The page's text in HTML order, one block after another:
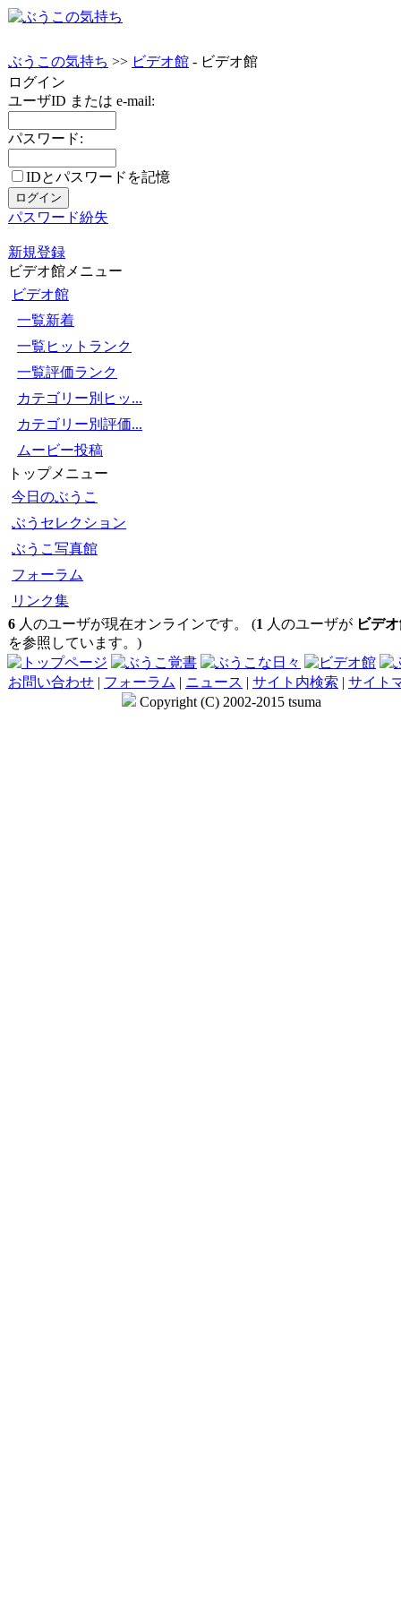
ぶうこの気持ち >> ビデオ館 - ビデオ館
ログイン
ユーザID または e-mail:
パスワード:
IDとパスワードを記憶
パスワード紛失
新規登録
ビデオ館メニュー
ビデオ館
一覧新着
一覧ヒットランク
一覧評価ランク
カテゴリー別ヒッ...
カテゴリー別評価...
ムービー投稿
トップメニュー
今日のぶうこ
ぶうセレクション
ぶうこ写真館
フォーラム
リンク集
6 人のユーザが現在オンラインです。 (1 人のユーザが ビデ
を参照しています。)
お問い合わせ | フォーラム | ニュース | サイト内検索 | サイト
Copyright (C) 2002-2015 tsuma